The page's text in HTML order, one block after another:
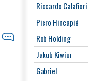
Riccardo Calafiori
Piero Hincapié
Rob Holding
Jakub Kiwior
Gabriel